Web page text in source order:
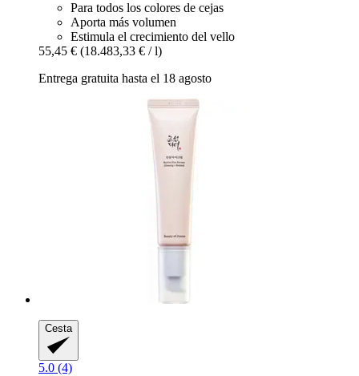
Para todos los colores de cejas
Aporta más volumen
Estimula el crecimiento del vello
55,45 € (18.483,33 € / l)
Entrega gratuita hasta el 18 agosto
Cesta
5.0 (4)